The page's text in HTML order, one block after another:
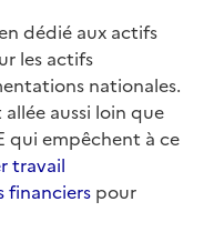
dédié aux actifs
les actifs
nationales.
allée aussi loin que
qui empêchent à ce
travail
financiers pour